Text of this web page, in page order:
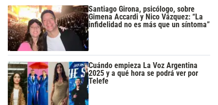
Santiago Girona, psicólogo, sobre
Gimena Accardi y Nico Vázquez: “La
infidelidad no es más que un síntoma”
Cuándo empieza La Voz Argentina
2025 y a qué hora se podrá ver por
Telefe